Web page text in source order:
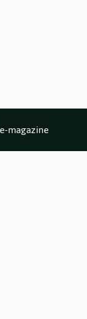
e-magazine